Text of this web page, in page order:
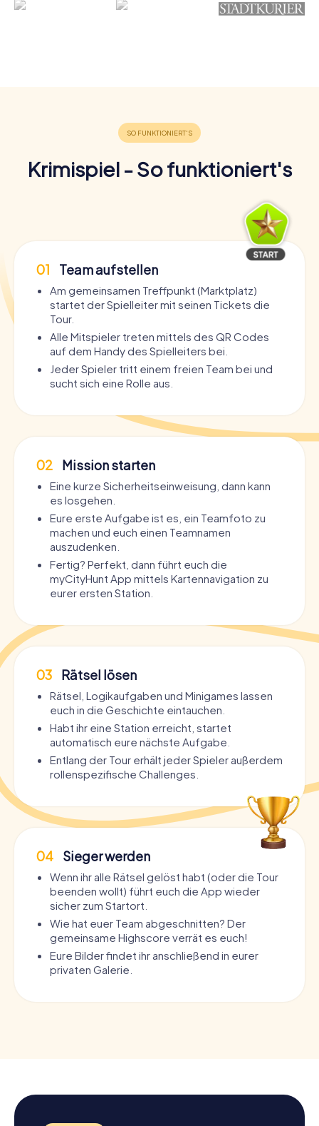
Krimispiel - So funktioniert's
01 Team aufstellen
Am gemeinsamen Treffpunkt (Marktplatz)
startet der Spielleiter mit seinen Tickets die
Tour.
Alle Mitspieler treten mittels des QR Codes
auf dem Handy des Spielleiters bei.
Jeder Spieler tritt einem freien Team bei und
sucht sich eine Rolle aus.
02 Mission starten
Eine kurze Sicherheitseinweisung, dann kann
es losgehen.
Eure erste Aufgabe ist es, ein Teamfoto zu
machen und euch einen Teamnamen
auszudenken.
Fertig? Perfekt, dann führt euch die
myCityHunt App mittels Kartennavigation zu
eurer ersten Station.
03 Rätsel lösen
Rätsel, Logikaufgaben und Minigames lassen
euch in die Geschichte eintauchen.
Habt ihr eine Station erreicht, startet
automatisch eure nächste Aufgabe.
Entlang der Tour erhält jeder Spieler außerdem
rollenspezifische Challenges.
04 Sieger werden
Wenn ihr alle Rätsel gelöst habt (oder die Tour
beenden wollt) führt euch die App wieder
sicher zum Startort.
Wie hat euer Team abgeschnitten? Der
gemeinsame Highscore verrät es euch!
Eure Bilder findet ihr anschließend in eurer
privaten Galerie.